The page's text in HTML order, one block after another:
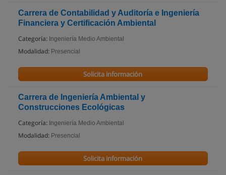
Carrera de Contabilidad y Auditoría e Ingeniería
Financiera y Certificación Ambiental
Categoría: Ingeniería Medio Ambiental
Modalidad: Presencial
Solicita información
Carrera de Ingeniería Ambiental y
Construcciones Ecológicas
Categoría: Ingeniería Medio Ambiental
Modalidad: Presencial
Solicita información